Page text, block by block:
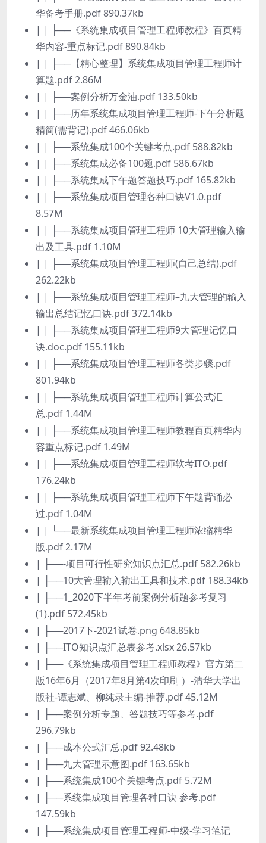
华备考手册.pdf 890.37kb
| | ├──《系统集成项目管理工程师教程》百页精
华内容-重点标记.pdf 890.84kb
| | ├──【精心整理】系统集成项目管理工程师计
算题.pdf 2.86M
| | ├──案例分析万金油.pdf 133.50kb
| | ├──历年系统集成项目管理工程师-下午分析题
精简(需背记).pdf 466.06kb
| | ├──系统集成100个关键考点.pdf 588.82kb
| | ├──系统集成必备100题.pdf 586.67kb
| | ├──系统集成下午题答题技巧.pdf 165.82kb
| | ├──系统集成项目管理各种口诀V1.0.pdf
8.57M
| | ├──系统集成项目管理工程师 10大管理输入输
出及工具.pdf 1.10M
| | ├──系统集成项目管理工程师(自己总结).pdf
262.22kb
| | ├──系统集成项目管理工程师–九大管理的输入
输出总结记忆口诀.pdf 372.14kb
| | ├──系统集成项目管理工程师9大管理记忆口
诀.doc.pdf 155.11kb
| | ├──系统集成项目管理工程师各类步骤.pdf
801.94kb
| | ├──系统集成项目管理工程师计算公式汇
总.pdf 1.44M
| | ├──系统集成项目管理工程师教程百页精华内
容重点标记.pdf 1.49M
| | ├──系统集成项目管理工程师软考ITO.pdf
176.24kb
| | ├──系统集成项目管理工程师下午题背诵必
过.pdf 1.04M
| | └──最新系统集成项目管理工程师浓缩精华
版.pdf 2.17M
| ├──-项目可行性研究知识点汇总.pdf 582.26kb
| ├──10大管理输入输出工具和技术.pdf 188.34kb
| ├──1_2020下半年考前案例分析题参考复习
(1).pdf 572.45kb
| ├──2017下-2021试卷.png 648.85kb
| ├──ITO知识点汇总表参考.xlsx 26.57kb
| ├──《系统集成项目管理工程师教程》官方第二
版16年6月（2017年8月第4次印刷 ）-清华大学出
版社-谭志斌、柳纯录主编-推荐.pdf 45.12M
| ├──案例分析专题、答题技巧等参考.pdf
296.79kb
| ├──成本公式汇总.pdf 92.48kb
| ├──九大管理示意图.pdf 163.65kb
| ├──系统集成100个关键考点.pdf 5.72M
| ├──系统集成项目管理各种口诀 参考.pdf
147.59kb
| ├──系统集成项目管理工程师-中级-学习笔记